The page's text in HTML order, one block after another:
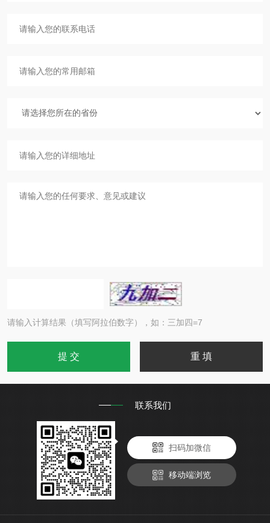
请输入计算结果（填写阿拉伯数字），如：三加四=7
联系我们
扫码加微信
移动端浏览